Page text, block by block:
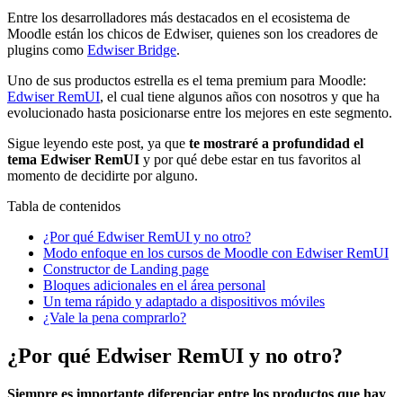
Entre los desarrolladores más destacados en el ecosistema de
Moodle están los chicos de Edwiser, quienes son los creadores de
plugins como Edwiser Bridge.
Uno de sus productos estrella es el tema premium para Moodle:
Edwiser RemUI, el cual tiene algunos años con nosotros y que ha
evolucionado hasta posicionarse entre los mejores en este segmento.
Sigue leyendo este post, ya que te mostraré a profundidad el
tema Edwiser RemUI y por qué debe estar en tus favoritos al
momento de decidirte por alguno.
Tabla de contenidos
¿Por qué Edwiser RemUI y no otro?
Modo enfoque en los cursos de Moodle con Edwiser RemUI
Constructor de Landing page
Bloques adicionales en el área personal
Un tema rápido y adaptado a dispositivos móviles
¿Vale la pena comprarlo?
¿Por qué Edwiser RemUI y no otro?
Siempre es importante diferenciar entre los productos que hay